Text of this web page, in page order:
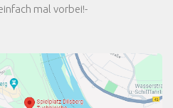
mal vorbei!-